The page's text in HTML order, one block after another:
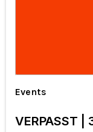
Events
VERPASST